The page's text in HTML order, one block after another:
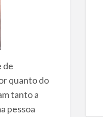
de
quanto do
tanto a
pessoa